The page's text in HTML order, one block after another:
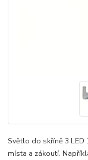
Světlo do skříně 3
místa a zákoutí.